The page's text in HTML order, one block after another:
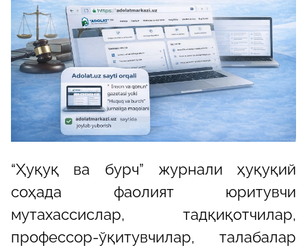
“Ҳуқуқ ва бурч” журнали ҳуқуқий
соҳада фаолият юритувчи
мутахассислар, тадқиқотчилар,
профессор-ўқитувчилар, талабалар